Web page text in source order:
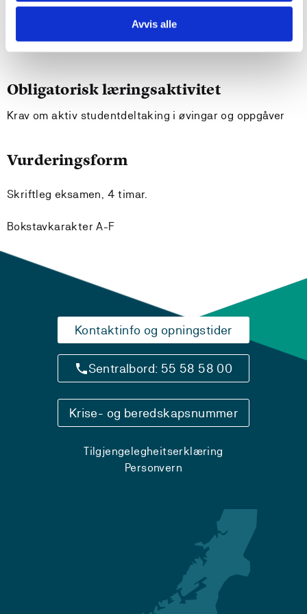
Avvis alle
Undervisnings- og læringsformer
Førelesingar, øvingar.
Obligatorisk læringsaktivitet
Krav om aktiv studentdeltaking i øvingar og oppgåver
Vurderingsform
Skriftleg eksamen, 4 timar.
Bokstavkarakter A-F
Kontaktinfo og opningstider
Sentralbord: 55 58 58 00
Krise- og beredskapsnummer
Tilgjengelegheitserklæring
Personvern